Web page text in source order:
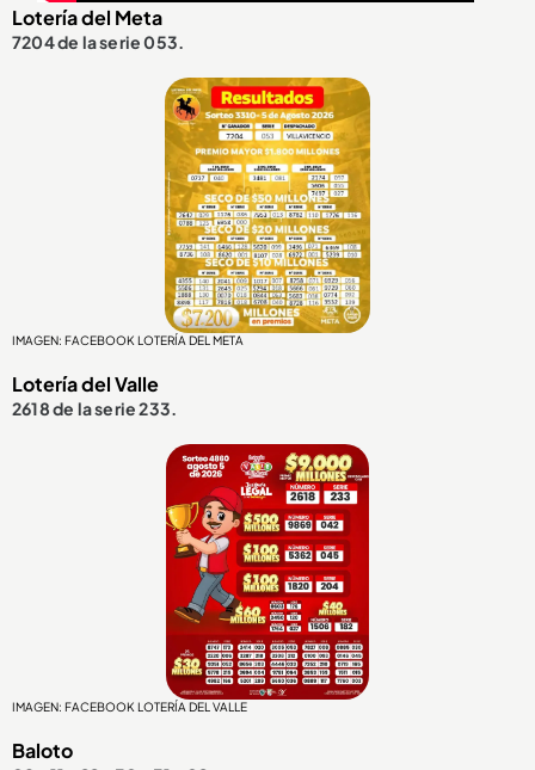
Lotería del Meta
7204 de la serie 053.
IMAGEN: FACEBOOK LOTERÍA DEL META
Lotería del Valle
2618 de la serie 233.
IMAGEN: FACEBOOK LOTERÍA DEL VALLE
Baloto